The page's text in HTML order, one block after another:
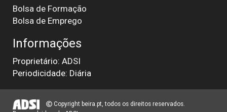
Bolsa de Formação
Bolsa de Emprego
Informações
Proprietário: ADSI
Periodicidade: Diária
Copyright beira.pt, todos os direitos reservados.